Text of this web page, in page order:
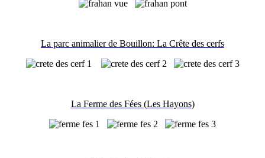
La parc animalier de Bouillon: La Crête des cerfs
La Ferme des Fées (Les Hayons)